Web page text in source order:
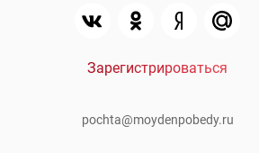
Зарегистрироваться
pochta@moydenpobedy.ru